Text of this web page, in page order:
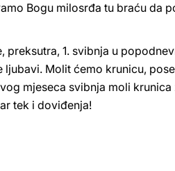
Bogu milosrđa tu braću da
preksutra, 1. svibnja u
ljubavi. Molit ćemo krunicu,
mjeseca svibnja moli
tek i doviđenja!